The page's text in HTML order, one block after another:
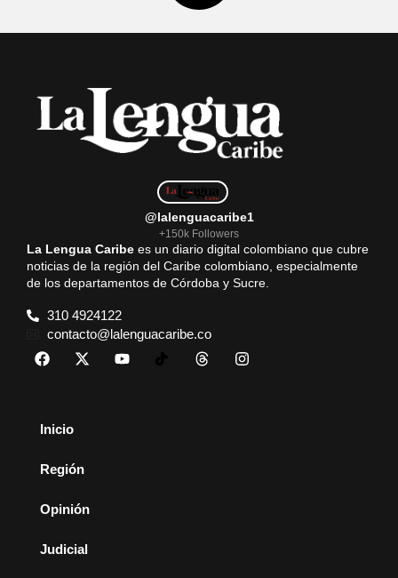
@lalenguacaribe1
+150k Followers
La Lengua Caribe es un diario digital colombiano que cubre
noticias de la región del Caribe colombiano, especialmente
de los departamentos de Córdoba y Sucre.
310 4924122
contacto@lalenguacaribe.co
Inicio
Región
Opinión
Judicial